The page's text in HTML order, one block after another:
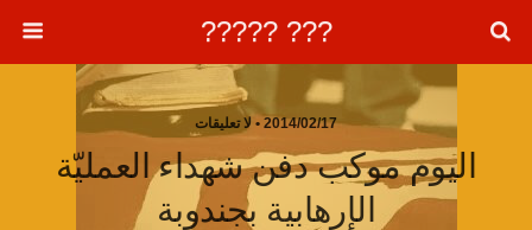
??? ?????
2014/02/17 • لا تعليقات
اليوم موكب دفن شهداء العمليّة
الإرهابية بجندوبة